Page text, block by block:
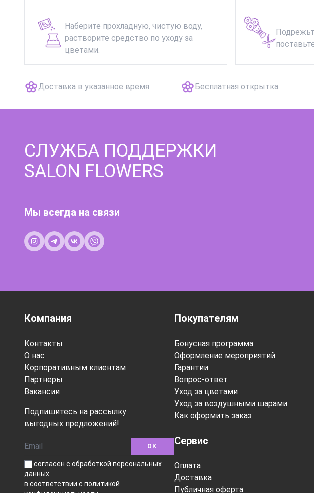
Наберите прохладную, чистую воду,
растворите средство по уходу за
цветами.
Доставка в указанное время Бесплатная открытка
СЛУЖБА ПОДДЕРЖКИ
SALON FLOWERS
Мы всегда на связи
Компания
Контакты
О нас
Корпоративным клиентам
Партнеры
Вакансии
Подпишитесь на рассылку
выгодных предложений!
ОК
согласен с обработкой персональных
данных
в соответствии с политикой
Покупателям
Бонусная программа
Оформление мероприятий
Гарантии
Вопрос-ответ
Уход за цветами
Уход за воздушными шарами
Как оформить заказ
Сервис
Оплата
Доставка
Публичная оферта